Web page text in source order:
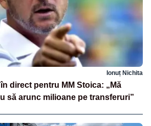
Ionuț Nichita
direct pentru MM Stoica: „Mă
să arunc milioane pe transferuri”